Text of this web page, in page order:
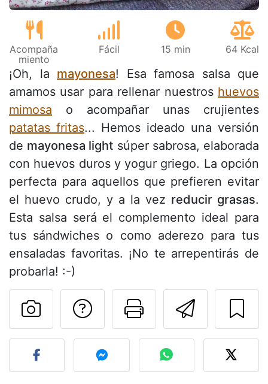
Acompaña
miento
Fácil 15 min 64 Kcal
¡Oh, la mayonesa! Esa famosa salsa que
amamos usar para rellenar nuestros huevos
mimosa o acompañar unas crujientes
patatas fritas... Hemos ideado una versión
de mayonesa light súper sabrosa, elaborada
con huevos duros y yogur griego. La opción
perfecta para aquellos que prefieren evitar
el huevo crudo, y a la vez reducir grasas.
Esta salsa será el complemento ideal para
tus sándwiches o como aderezo para tus
ensaladas favoritas. ¡No te arrepentirás de
probarla! :-)
Imprimir
Preguntar al autor
Publicar la foto de esta